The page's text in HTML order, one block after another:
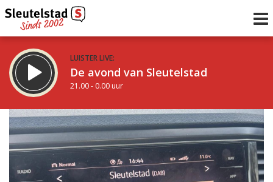
LUISTER LIVE:
De avond van Sleutelstad
21.00 - 0.00 uur
STRAKS:
De nacht van Sleutelstad
0.00 - 6.00 uur
Vorig uur
uur 1 van 0 Volgend uur